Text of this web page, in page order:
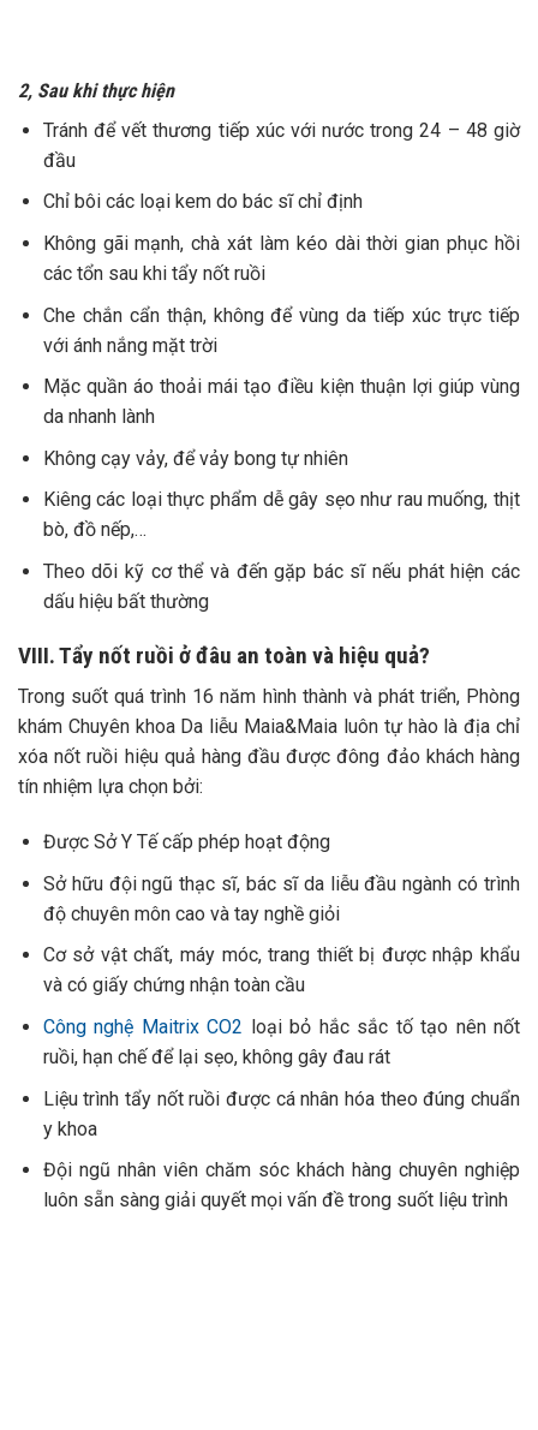
2, Sau khi thực hiện
Tránh để vết thương tiếp xúc với nước trong 24 – 48 giờ
đầu
Chỉ bôi các loại kem do bác sĩ chỉ định
Không gãi mạnh, chà xát làm kéo dài thời gian phục hồi
các tổn sau khi tẩy nốt ruồi
Che chắn cẩn thận, không để vùng da tiếp xúc trực tiếp
với ánh nắng mặt trời
Mặc quần áo thoải mái tạo điều kiện thuận lợi giúp vùng
da nhanh lành
Không cạy vảy, để vảy bong tự nhiên
Kiêng các loại thực phẩm dễ gây sẹo như rau muống, thịt
bò, đồ nếp,…
Theo dõi kỹ cơ thể và đến gặp bác sĩ nếu phát hiện các
dấu hiệu bất thường
VIII. Tẩy nốt ruồi ở đâu an toàn và hiệu quả?
Trong suốt quá trình 16 năm hình thành và phát triển, Phòng
khám Chuyên khoa Da liễu Maia&Maia luôn tự hào là địa chỉ
xóa nốt ruồi hiệu quả hàng đầu được đông đảo khách hàng
tín nhiệm lựa chọn bởi:
Được Sở Y Tế cấp phép hoạt động
Sở hữu đội ngũ thạc sĩ, bác sĩ da liễu đầu ngành có trình
độ chuyên môn cao và tay nghề giỏi
Cơ sở vật chất, máy móc, trang thiết bị được nhập khẩu
và có giấy chứng nhận toàn cầu
Công nghệ Maitrix CO2 loại bỏ hắc sắc tố tạo nên nốt
ruồi, hạn chế để lại sẹo, không gây đau rát
Liệu trình tẩy nốt ruồi được cá nhân hóa theo đúng chuẩn
y khoa
Đội ngũ nhân viên chăm sóc khách hàng chuyên nghiệp
luôn sẵn sàng giải quyết mọi vấn đề trong suốt liệu trình